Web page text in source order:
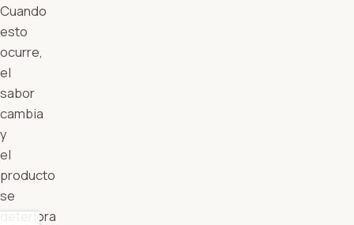
Cuando
esto
ocurre,
el
sabor
cambia
y
el
producto
se
deteriora